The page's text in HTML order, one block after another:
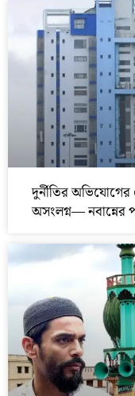
দুর্নীতির
অসংলগ্ন— নবান্নের